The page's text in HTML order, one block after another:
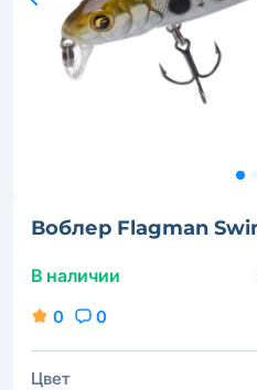
Воблер Flagman
В наличии
0 0
Цвет